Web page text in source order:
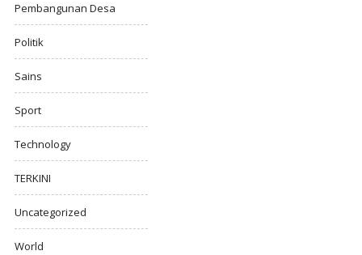
Pembangunan Desa
Politik
Sains
Sport
Technology
TERKINI
Uncategorized
World